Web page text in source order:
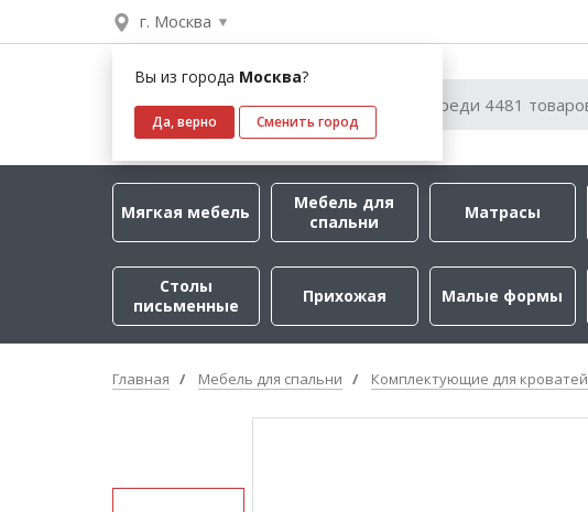
г. Москва
Вы из города Москва?
Да, верно Сменить город
Мягкая мебель
Мебель для
спальни
Матрасы
Столы
письменные
Прихожая Малые формы
Главная Мебель для спальни Комплектующие для кроватей